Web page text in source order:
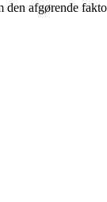
den afgørende